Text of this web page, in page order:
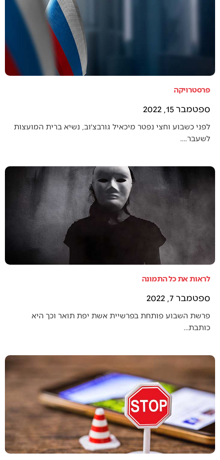
פרסטרויקה
ספטמבר 15, 2022
לפני כשבוע וחצי נפטר מיכאיל גורבצ׳וב, נשיא ברית המועצות
לשעבר.…
לראות את כל התמונה
ספטמבר 7, 2022
פרשת השבוע פותחת בפרשיית אשת יפת תואר וכך היא
כותבת…